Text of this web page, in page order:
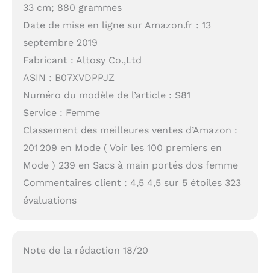
33 cm; 880 grammes
Date de mise en ligne sur Amazon.fr : 13
septembre 2019
Fabricant : Altosy Co.,Ltd
ASIN : B07XVDPPJZ
Numéro du modèle de l’article : S81
Service : Femme
Classement des meilleures ventes d’Amazon :
201 209 en Mode ( Voir les 100 premiers en
Mode ) 239 en Sacs à main portés dos femme
Commentaires client : 4,5 4,5 sur 5 étoiles 323
évaluations
Note de la rédaction 18/20